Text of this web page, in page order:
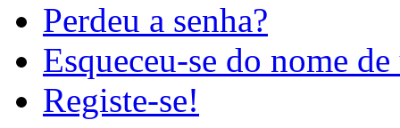
Perdeu a senha?
Esqueceu-se do nome
Registe-se!